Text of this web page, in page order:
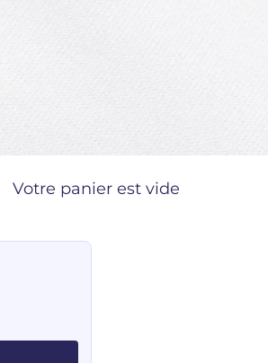
Votre panier est vide
to view more products.